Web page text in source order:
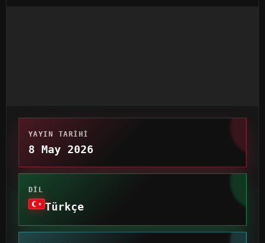
YAYIN TARIHI
8 May 2026
DIL
Türkçe